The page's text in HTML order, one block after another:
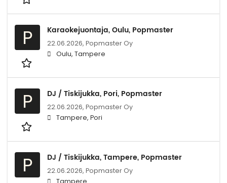
P Karaokejuontaja, Oulu, Popmaster
22.06.2026, Popmaster Oy
Oulu, Tampere
P DJ / Tiskijukka, Pori, Popmaster
22.06.2026, Popmaster Oy
Tampere, Pori
P DJ / Tiskijukka, Tampere, Popmaster
22.06.2026, Popmaster Oy
Tampere